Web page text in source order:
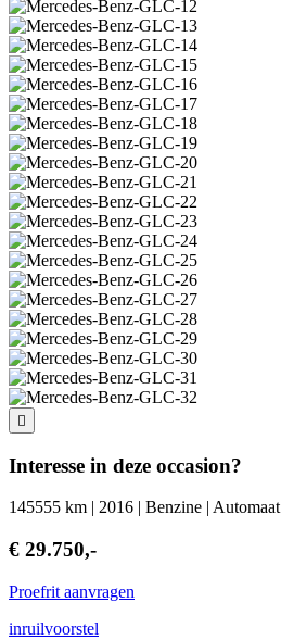
Interesse in deze occasion?
145555 km | 2016 | Benzine | Automaat
€ 29.750,-
Proefrit aanvragen
inruilvoorstel